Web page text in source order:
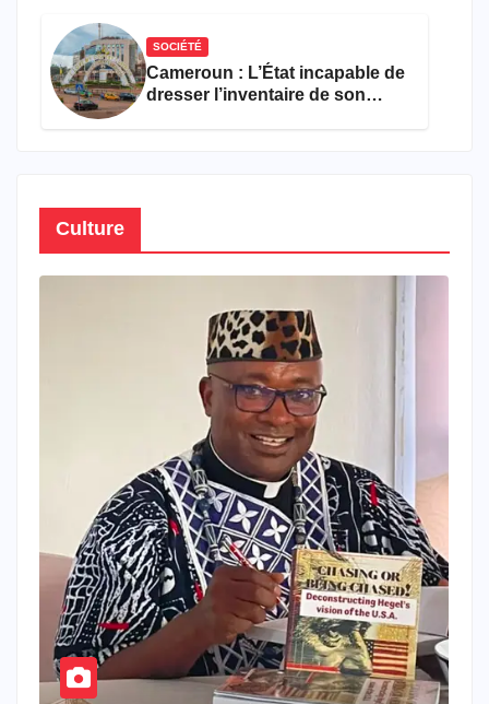
SOCIÉTÉ
Cameroun : L’État incapable de
dresser l’inventaire de son
Culture